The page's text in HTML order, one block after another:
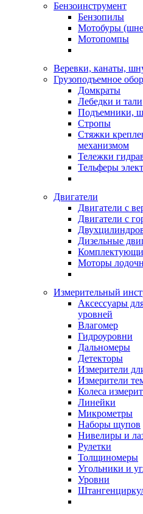
Бензоинструмент
Бензопилы
Мотобуры
Мотопомпы
Веревки, канаты,
Грузоподъемное
Домкраты
Лебедки и тали
Подъемники,
Стропы
Стяжки
механизмом
Тележки
Тельферы
Двигатели
Двигатели с
Двигатели с
Дизельные
Моторы
Измерительный
Аксессуары
уровней
Влагомер
Гидроуровни
Дальномеры
Детекторы
Измерители
Измерители
Колеса
Линейки
Микрометры
Наборы щупов
Нивелиры и
Рулетки
Толщиномеры
Угольники и
Уровни